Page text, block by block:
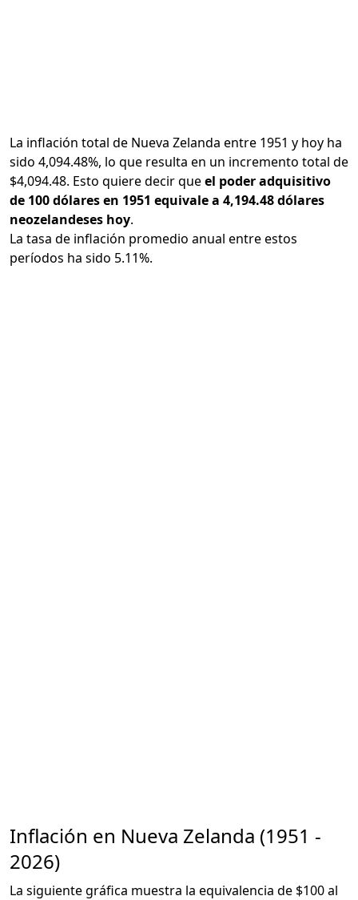
La inflación total de Nueva Zelanda entre 1951 y hoy ha
sido 4,094.48%, lo que resulta en un incremento total de
$4,094.48. Esto quiere decir queel poder adquisitivo
de 100 dólares en 1951 equivale a 4,194.48 dólares
neozelandeses hoy.
La tasa de inflación promedio anual entre estos
períodos ha sido 5.11%.
Inflación en Nueva Zelanda (1951 -
2026)
La siguiente gráfica muestra la equivalencia de $100 al